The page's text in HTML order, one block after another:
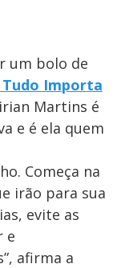
um bolo de
Importa
Martins é
e é ela quem
Começa na
irão para sua
evite as
e
afirma a